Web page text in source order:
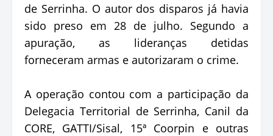
de Serrinha. O autor dos disparos já havia
sido preso em 28 de julho. Segundo a
apuração, as lideranças detidas
forneceram armas e autorizaram o crime.
A operação contou com a participação da
Delegacia Territorial de Serrinha, Canil da
CORE, GATTI/Sisal, 15ª Coorpin e outras